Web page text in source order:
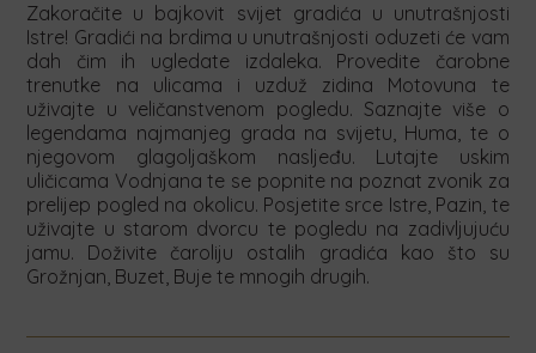
Zakoračite u bajkovit svijet gradića u unutrašnjosti
Istre! Gradići na brdima u unutrašnjosti oduzeti će vam
dah čim ih ugledate izdaleka. Provedite čarobne
trenutke na ulicama i uzduž zidina Motovuna te
uživajte u veličanstvenom pogledu. Saznajte više o
legendama najmanjeg grada na svijetu, Huma, te o
njegovom glagoljaškom nasljeđu. Lutajte uskim
uličicama Vodnjana te se popnite na poznat zvonik za
prelijep pogled na okolicu. Posjetite srce Istre, Pazin, te
uživajte u starom dvorcu te pogledu na zadivljujuću
jamu. Doživite čaroliju ostalih gradića kao što su
Grožnjan, Buzet, Buje te mnogih drugih.